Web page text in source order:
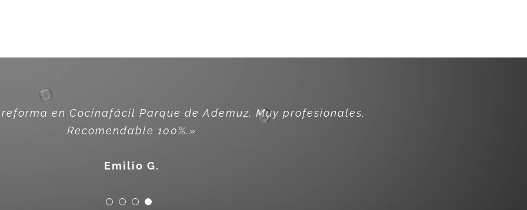
profesionalidad de los encargados de la tienda he quedado muy contento con
y nos han aclarado todas las dudas lo recomiend
José Antonio Calvo
en Cocinafácil Parque de Ademuz. Muy profesionales.
Recomendable 100%.»
Emilio G.